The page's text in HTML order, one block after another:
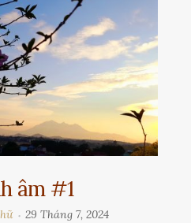
âm #1
29 Tháng 7, 2024